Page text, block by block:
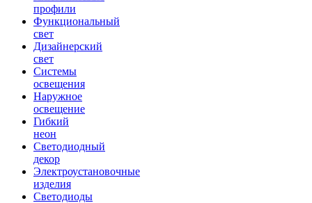
профили
Функциональный
свет
Дизайнерский
свет
Системы
освещения
Наружное
освещение
Гибкий
неон
Светодиодный
декор
Электроустановочные
изделия
Светодиоды